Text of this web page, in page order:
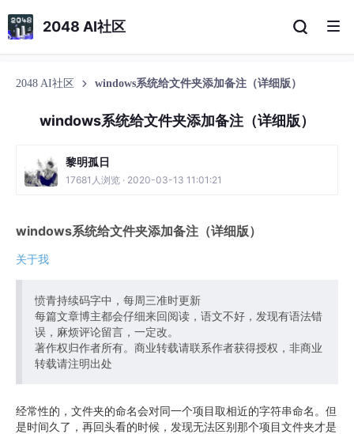
2048 AI社区
2048 AI社区 windows系统给文件夹添加备注（详细版）
windows系统给文件夹添加备注（详细版）
黎明孤日
17681人浏览 · 2020-03-13 11:01:21
windows系统给文件夹添加备注（详细版）
关于我
愤青持续码字中，每周三准时更新
每篇文章博主都会仔细来回阅读，语文不好，发现有语法错
误，麻烦评论留言，一定改。
著作权归作者所有。商业转载请联系作者获得授权，非商业
转载请注明出处
经常性的，文件夹的命名会对同一个项目取相近的字符串命名。但
是时间久了，再回头看的时候，发现无法区别那个项目文件夹才是